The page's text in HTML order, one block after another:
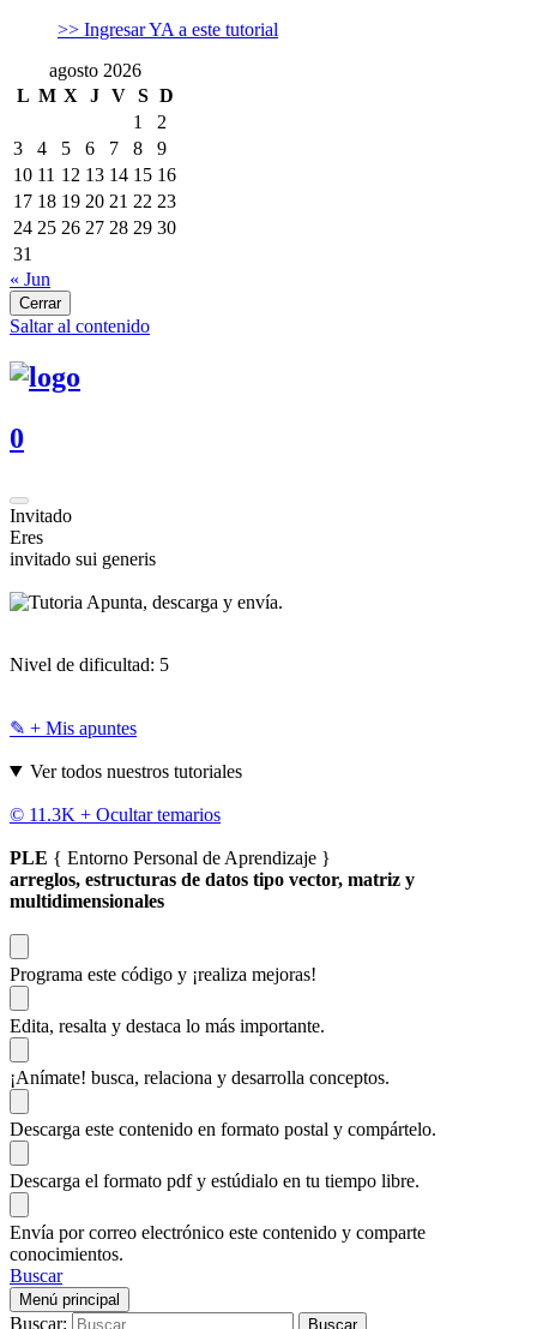
>> Ingresar YA a este tutorial
agosto 2026
L M X J V S D
1
2
3
4 5 6 7 8
9
10 11 12 13 14 15 16
17 18 19 20 21 22 23
24 25 26 27 28 29 30
31
« Jun
Cerrar
Saltar al contenido
0
Invitado
Eres
invitado sui generis
Apunta, descarga y envía.
Nivel de dificultad: 5
✎ + Mis apuntes
Ver todos nuestros tutoriales
© 11.3K + Ocultar temarios
PLE { Entorno Personal de Aprendizaje }
arreglos, estructuras de datos tipo vector, matriz y
multidimensionales
Programa este código y ¡realiza mejoras!
Edita, resalta y destaca lo más importante.
¡Anímate! busca, relaciona y desarrolla conceptos.
Descarga este contenido en formato postal y compártelo.
Descarga el formato pdf y estúdialo en tu tiempo libre.
Envía por correo electrónico este contenido y comparte
conocimientos.
Buscar
Menú principal
Buscar: